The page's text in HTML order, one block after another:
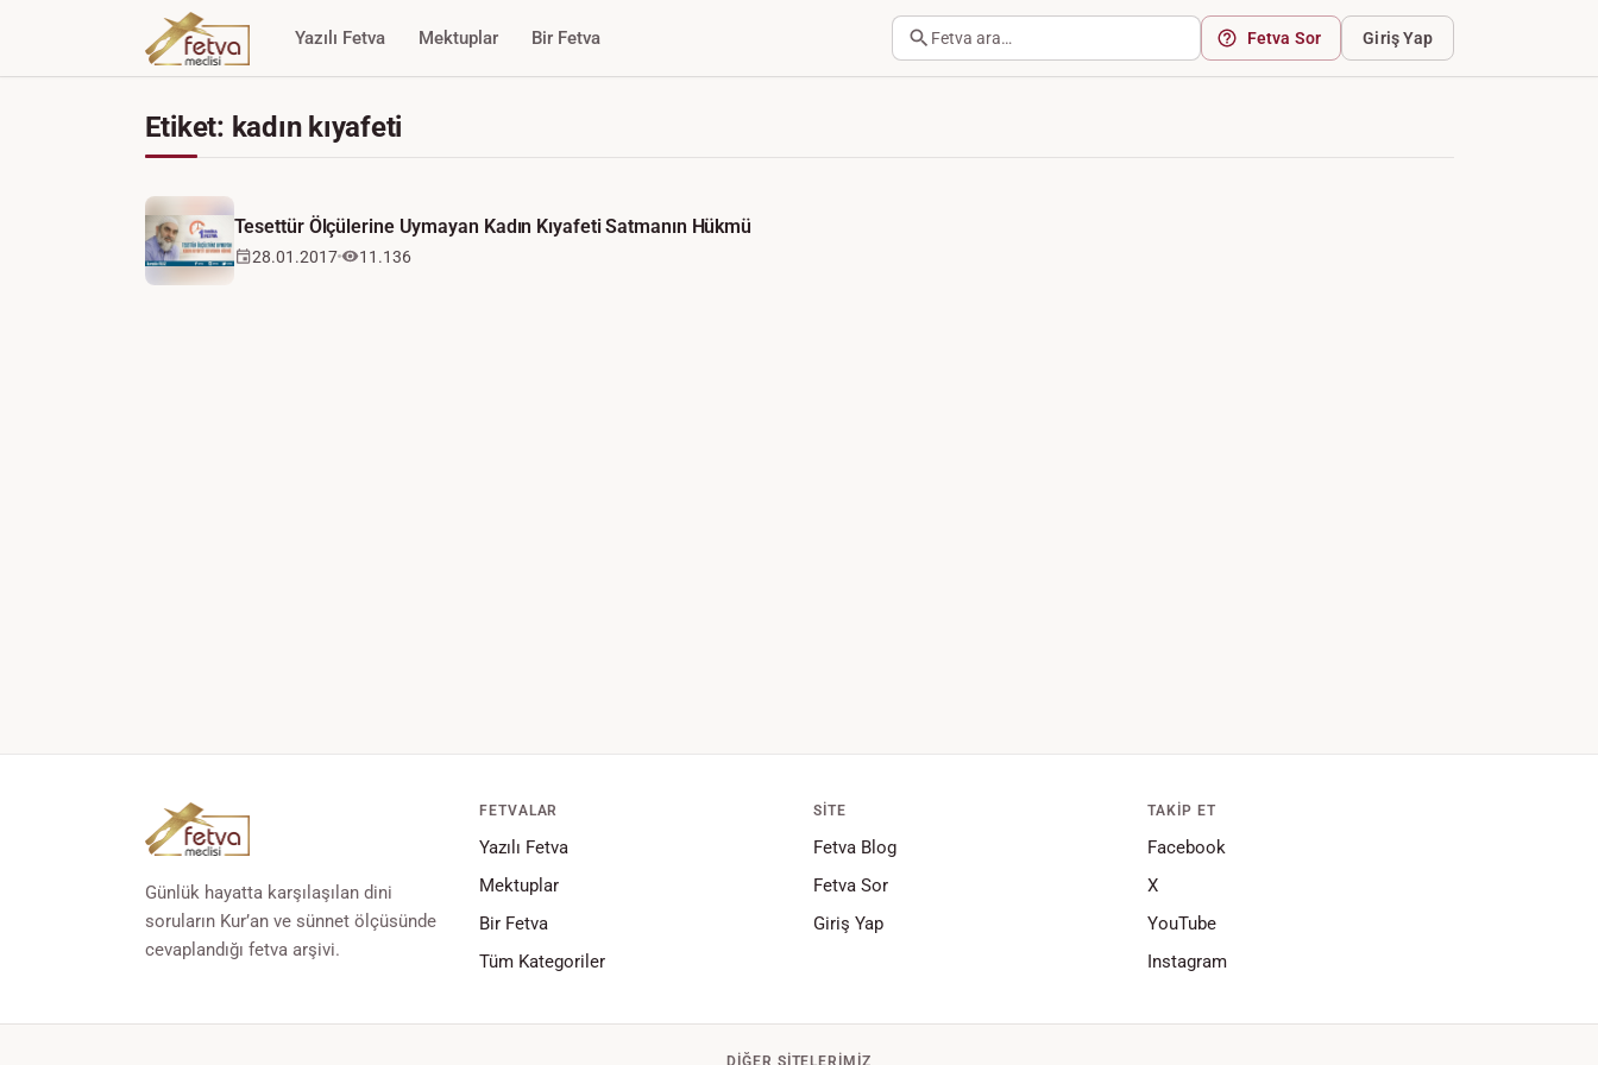
Yazılı Fetva Mektuplar Bir Fetva Fetva ara… Fetva Sor Giriş Yap
Etiket: kadın kıyafeti
Tesettür Ölçülerine Uymayan Kadın Kıyafeti Satmanın Hükmü
28.01.2017 11.136
Günlük hayatta karşılaşılan dini
soruların Kur’an ve sünnet ölçüsünde
cevaplandığı fetva arşivi.
FETVALAR
Yazılı Fetva
Mektuplar
Bir Fetva
Tüm Kategoriler
SITE
Fetva Blog
Fetva Sor
Giriş Yap
TAKIP ET
Facebook
X
YouTube
Instagram
DIĞER SITELERIMIZ